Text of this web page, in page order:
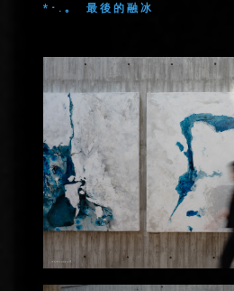
*･.｡ 最後的融冰